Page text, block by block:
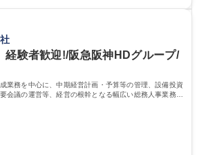
に最適な環境です。 募集職種 【総
ループ/組織運営を支えるゼネラリストを目
算・社会保険手続き・勤怠管理など）の経験
高専 短大
格：経験者歓迎!/阪急阪神HDグループ/
業務を中心に、中期経営計画・予算等の管理、設備投資
会議の運営等、経営の根幹となる幅広い総務人事業務全